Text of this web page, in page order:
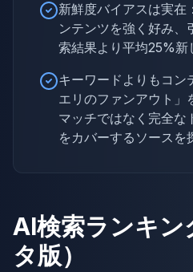
新鮮度バイアスは実在
ンテンツを強く好み、
索結果より平均25%新
キーワードよりもコン
エリのファンアウト」
マッチではなく完全な
をカバーするソースを
AI検索ランキン
タ版）